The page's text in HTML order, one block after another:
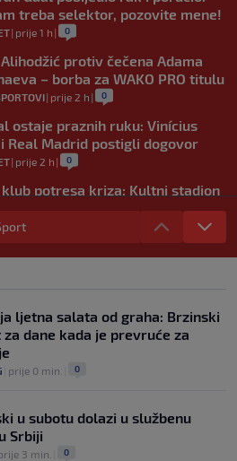
treba selektor, pozovite mene!
| prije 1 h | 0
protiv čečena Adama
– borba za WAKO PRO titulu
| prije 2 h | 0
ostaje praznih ruku: Vinícius
Real Madrid postigli dogovor
| prije 2 h | 0
klub potresa kriza: Kultni stadion
bit će prazan na početku sezone,
objavili rat upravi
ljetna salata od graha: Brzinski
za dane kada je prevruće za
prije 0 min. 0
u subotu dolazi u službenu
Srbiji
3 min. 0